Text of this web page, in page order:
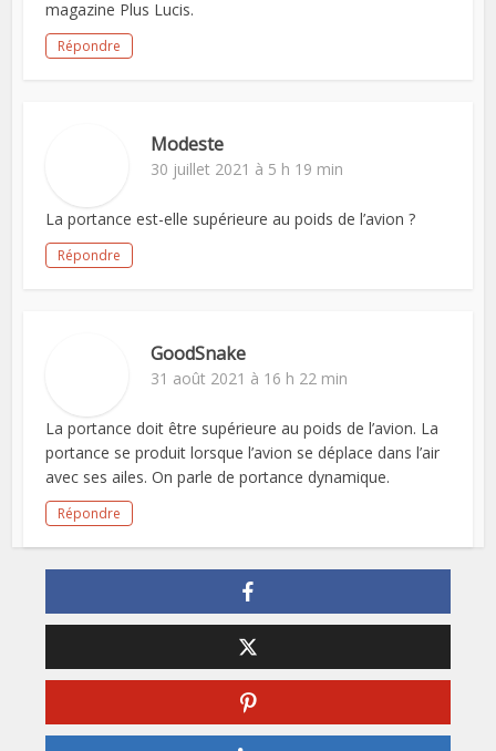
magazine Plus Lucis.
Répondre
Modeste
30 juillet 2021 à 5 h 19 min
La portance est-elle supérieure au poids de l’avion ?
Répondre
GoodSnake
31 août 2021 à 16 h 22 min
La portance doit être supérieure au poids de l’avion. La
portance se produit lorsque l’avion se déplace dans l’air
avec ses ailes. On parle de portance dynamique.
Répondre